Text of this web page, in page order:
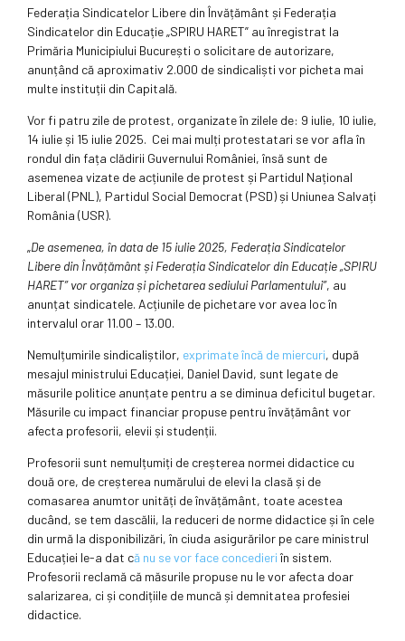
Federația Sindicatelor Libere din Învățământ și Federația
Sindicatelor din Educație „SPIRU HARET” au înregistrat la
Primăria Municipiului București o solicitare de autorizare,
anunțând că aproximativ 2.000 de sindicaliști vor picheta mai
multe instituții din Capitală.
Vor fi patru zile de protest, organizate în zilele de: 9 iulie, 10 iulie,
14 iulie și 15 iulie 2025. Cei mai mulți protestatari se vor afla în
rondul din fața clădirii Guvernului României, însă sunt de
asemenea vizate de acțiunile de protest și Partidul Național
Liberal (PNL), Partidul Social Democrat (PSD) și Uniunea Salvați
România (USR).
„De asemenea, în data de 15 iulie 2025, Federația Sindicatelor
Libere din Învățământ și Federația Sindicatelor din Educație „SPIRU
HARET” vor organiza și pichetarea sediului Parlamentului”, au
anunțat sindicatele. Acțiunile de pichetare vor avea loc în
intervalul orar 11.00 – 13.00.
Nemulțumirile sindicaliștilor, exprimate încă de miercuri, după
mesajul ministrului Educației, Daniel David, sunt legate de
măsurile politice anunțate pentru a se diminua deficitul bugetar.
Măsurile cu impact financiar propuse pentru învățământ vor
afecta profesorii, elevii și studenții.
Profesorii sunt nemulțumiți de creșterea normei didactice cu
două ore, de creșterea numărului de elevi la clasă și de
comasarea anumtor unități de învățământ, toate acestea
ducând, se tem dascălii, la reduceri de norme didactice și în cele
din urmă la disponibilizări, în ciuda asigurărilor pe care ministrul
Educației le-a dat că nu se vor face concedieri în sistem.
Profesorii reclamă că măsurile propuse nu le vor afecta doar
salarizarea, ci și condițiile de muncă și demnitatea profesiei
didactice.